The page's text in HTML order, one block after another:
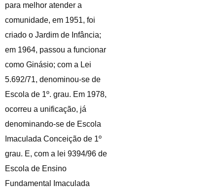
para melhor atender a
comunidade, em 1951, foi
criado o Jardim de Infância;
em 1964, passou a funcionar
como Ginásio; com a Lei
5.692/71, denominou-se de
Escola de 1º. grau. Em 1978,
ocorreu a unificação, já
denominando-se de Escola
Imaculada Conceição de 1º
grau. E, com a lei 9394/96 de
Escola de Ensino
Fundamental Imaculada